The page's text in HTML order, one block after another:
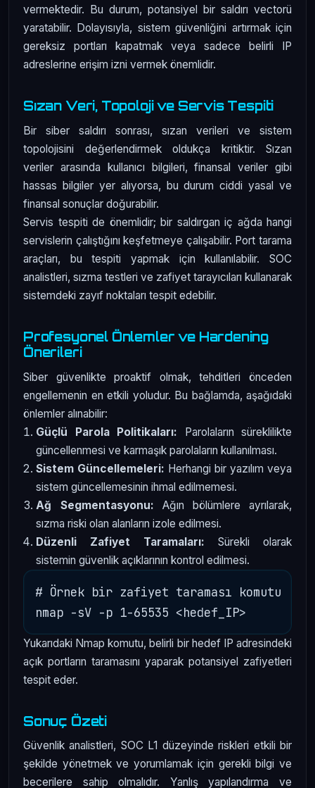
vermektedir. Bu durum, potansiyel bir saldırı vectorü
yaratabilir. Dolayısıyla, sistem güvenliğini artırmak için
gereksiz portları kapatmak veya sadece belirli IP
adreslerine erişim izni vermek önemlidir.
Sızan Veri, Topoloji ve Servis Tespiti
Bir siber saldırı sonrası, sızan verileri ve sistem
topolojisini değerlendirmek oldukça kritiktir. Sızan
veriler arasında kullanıcı bilgileri, finansal veriler gibi
hassas bilgiler yer alıyorsa, bu durum ciddi yasal ve
finansal sonuçlar doğurabilir.
Servis tespiti de önemlidir; bir saldırgan iç ağda hangi
servislerin çalıştığını keşfetmeye çalışabilir. Port tarama
araçları, bu tespiti yapmak için kullanılabilir. SOC
analistleri, sızma testleri ve zafiyet tarayıcıları kullanarak
sistemdeki zayıf noktaları tespit edebilir.
Profesyonel Önlemler ve Hardening
Önerileri
Siber güvenlikte proaktif olmak, tehditleri önceden
engellemenin en etkili yoludur. Bu bağlamda, aşağıdaki
önlemler alınabilir:
Güçlü Parola Politikaları: Parolaların süreklilikte
güncellenmesi ve karmaşık parolaların kullanılması.
Sistem Güncellemeleri: Herhangi bir yazılım veya
sistem güncellemesinin ihmal edilmemesi.
Ağ Segmentasyonu: Ağın bölümlere ayrılarak,
sızma riski olan alanların izole edilmesi.
Düzenli Zafiyet Taramaları: Sürekli olarak
sistemin güvenlik açıklarının kontrol edilmesi.
# Örnek bir zafiyet taraması komutu
Yukarıdaki Nmap komutu, belirli bir hedef IP adresindeki
açık portların taramasını yaparak potansiyel zafiyetleri
tespit eder.
Sonuç Özeti
Güvenlik analistleri, SOC L1 düzeyinde riskleri etkili bir
şekilde yönetmek ve yorumlamak için gerekli bilgi ve
becerilere sahip olmalıdır. Yanlış yapılandırma ve